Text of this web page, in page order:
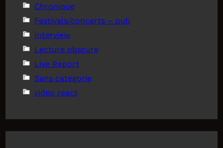
Chronique
Festivals/concerts – pub
Interview
Lecture obscure
Live Report
Sans catégorie
video react